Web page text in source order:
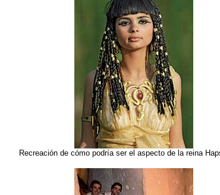
Recreación de cómo podría ser el aspecto de la reina